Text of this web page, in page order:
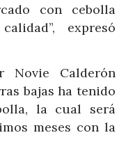
con cebolla
expresó
Novie Calderón
bajas ha tenido
la cual será
meses con la